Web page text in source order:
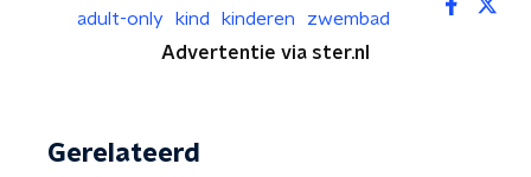
adult-only
kind kinderen
zwembad
Advertentie via ster.nl
Gerelateerd